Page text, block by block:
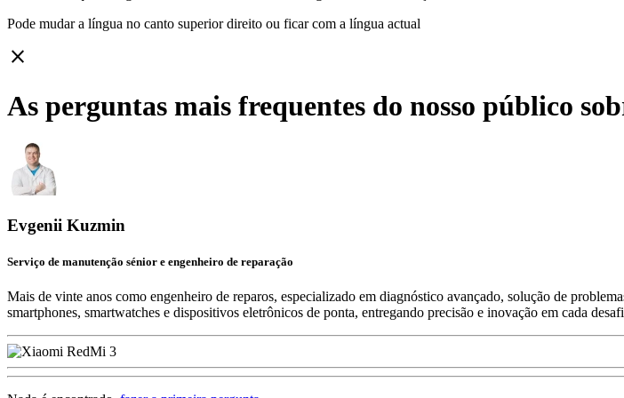
Pode mudar a língua no canto superior direito ou ficar com a língua actual
close
As perguntas mais frequentes do nosso público
Evgenii Kuzmin
Serviço de manutenção sénior e engenheiro de reparação
Mais de vinte anos como engenheiro de reparos, especializado em diagnóstico avançado, solução de
smartphones, smartwatches e dispositivos eletrônicos de ponta, entregando precisão e inovação em cada